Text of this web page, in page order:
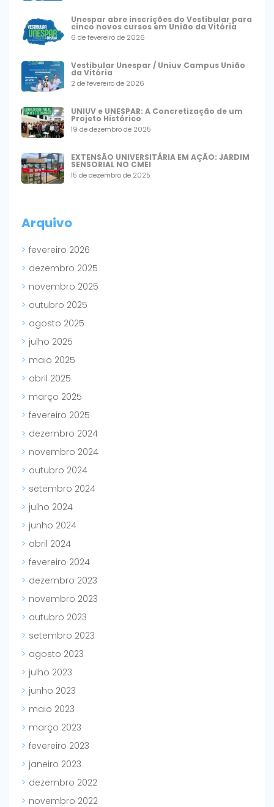
Unespar abre inscrições do Vestibular para
cinco novos cursos em União da Vitória
6 de fevereiro de 2026
Vestibular Unespar / Uniuv Campus União
da Vitória
2 de fevereiro de 2026
UNIUV e UNESPAR: A Concretização de um
Projeto Histórico
19 de dezembro de 2025
EXTENSÃO UNIVERSITÁRIA EM AÇÃO: JARDIM
SENSORIAL NO CMEI
15 de dezembro de 2025
Arquivo
fevereiro 2026
dezembro 2025
novembro 2025
outubro 2025
agosto 2025
julho 2025
maio 2025
abril 2025
março 2025
fevereiro 2025
dezembro 2024
novembro 2024
outubro 2024
setembro 2024
julho 2024
junho 2024
abril 2024
fevereiro 2024
dezembro 2023
novembro 2023
outubro 2023
setembro 2023
agosto 2023
julho 2023
junho 2023
maio 2023
março 2023
fevereiro 2023
janeiro 2023
dezembro 2022
novembro 2022